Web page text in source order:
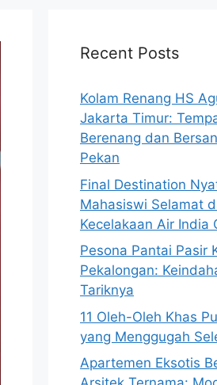
Recent Posts
Kolam Renang HS
Jakarta Timur:
Berenang dan
Pekan
Final Destination
Mahasiswi Selamat
Kecelakaan Air India
Pesona Pantai Pasir
Pekalongan:
Tariknya
11 Oleh-Oleh Khas
yang Menggugah
Apartemen Eksotis